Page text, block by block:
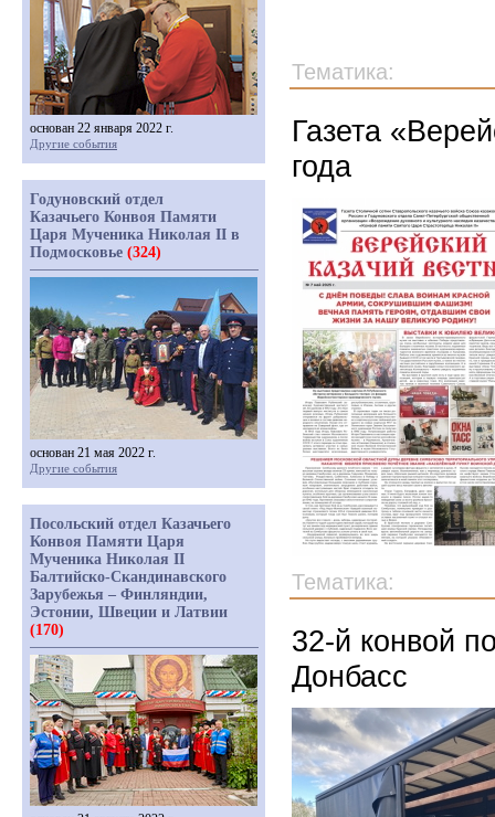
Тематика:
Газета
года
Тематика:
32-й конвой
Донбасс
основан 22 января 2022 г.
Другие события
Годуновский отдел
Казачьего Конвоя Памяти
Царя Мученика Николая II в
Подмосковье (324)
основан 21 мая 2022 г.
Другие события
Посольский отдел Казачьего
Конвоя Памяти Царя
Мученика Николая II
Балтийско-Скандинавского
Зарубежья – Финляндии,
Эстонии, Швеции и Латвии
(170)